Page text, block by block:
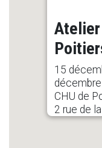
15
CHU de
2 rue de